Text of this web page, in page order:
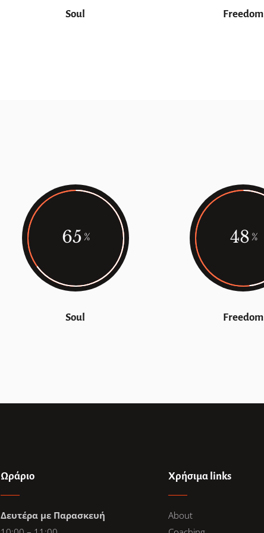
Soul Freedom
65
Soul
48
Freedom
Ωράριο
Δευτέρα με Παρασκευή
Χρήσιμα links
About